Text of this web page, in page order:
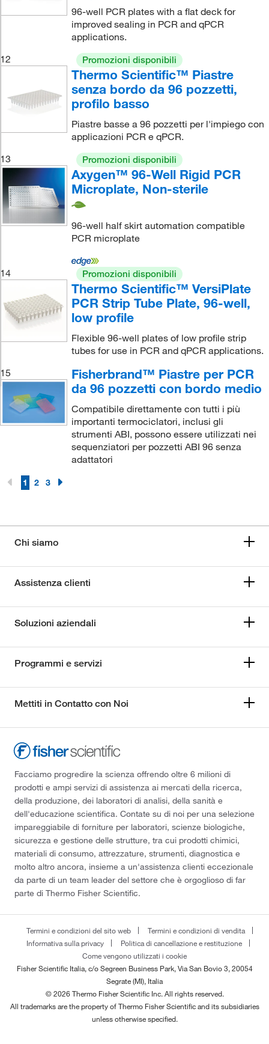
96-well PCR plates with a flat deck for
improved sealing in PCR and qPCR
applications.
12
Promozioni disponibili
Thermo Scientific™ Piastre
senza bordo da 96 pozzetti,
profilo basso
Piastre basse a 96 pozzetti per l'impiego con
applicazioni PCR e qPCR.
13
Promozioni disponibili
Axygen™ 96-Well Rigid PCR
Microplate, Non-sterile
96-well half skirt automation compatible
PCR microplate
14 Promozioni disponibili
Thermo Scientific™ VersiPlate
PCR Strip Tube Plate, 96-well,
low profile
Flexible 96-well plates of low profile strip
tubes for use in PCR and qPCR applications.
15
Fisherbrand™ Piastre per PCR
da 96 pozzetti con bordo medio
Compatibile direttamente con tutti i più
importanti termociclatori, inclusi gli
strumenti ABI, possono essere utilizzati nei
sequenziatori per pozzetti ABI 96 senza
adattatori
1 2 3
Chi siamo
Assistenza clienti
Soluzioni aziendali
Programmi e servizi
Mettiti in Contatto con Noi
Facciamo progredire la scienza offrendo oltre 6 milioni di
prodotti e ampi servizi di assistenza ai mercati della ricerca,
della produzione, dei laboratori di analisi, della sanità e
dell'educazione scientifica. Contate su di noi per una selezione
impareggiabile di forniture per laboratori, scienze biologiche,
sicurezza e gestione delle strutture, tra cui prodotti chimici,
materiali di consumo, attrezzature, strumenti, diagnostica e
molto altro ancora, insieme a un'assistenza clienti eccezionale
da parte di un team leader del settore che è orgoglioso di far
parte di Thermo Fisher Scientific.
Termini e condizioni del sito web
Termini e condizioni di vendita
Informativa sulla privacy
Politica di cancellazione e restituzione
Come vengono utilizzati i cookie
Fisher Scientific Italia, c/o Segreen Business Park, Via San Bovio 3, 20054
Segrate (MI), Italia
© 2026 Thermo Fisher Scientific Inc. All rights reserved.
All trademarks are the property of Thermo Fisher Scientific and its subsidiaries
unless otherwise specified.